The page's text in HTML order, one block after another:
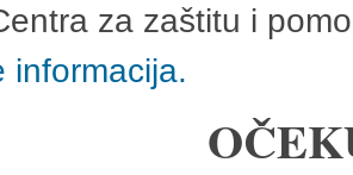
za zaštitu i
informacija.